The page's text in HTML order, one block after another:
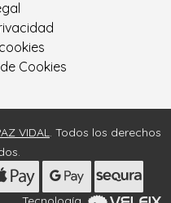
Cookies
VIDAL. Todos los derechos